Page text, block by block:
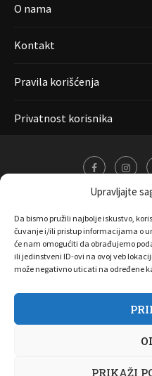
Upravljajte
Da bismo pružili najbolje iskustvo,
čuvanje i/ili pristup informacijama o
će nam omogućiti da obrađujemo
ili jedinstveni ID-ovi na ovoj veb
može negativno uticati na određene
PRIKAŽI
O nama
Kontakt
Pravila korišćenja
Privatnost korisnika
O nama Marketing
Pravila